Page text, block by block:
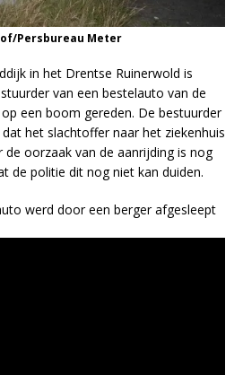
Persbureau Meter
in het Drentse Ruinerwold is
van een bestelauto van de
een boom gereden. De bestuurder
het slachtoffer naar het ziekenhuis
de oorzaak van de aanrijding is nog
de politie dit nog niet kan duiden.
werd door een berger afgesleept